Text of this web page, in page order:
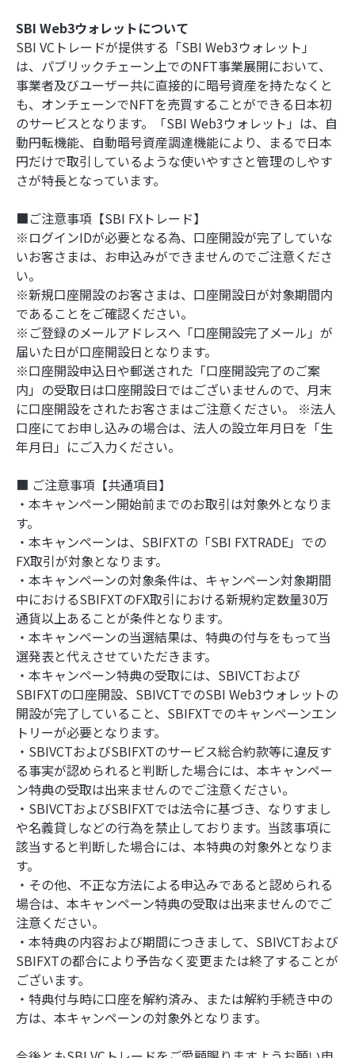
SBI Web3ウォレットについて
SBI VCトレードが提供する「SBI Web3ウォレット」
は、パブリックチェーン上でのNFT事業展開において、
事業者及びユーザー共に直接的に暗号資産を持たなくと
も、オンチェーンでNFTを売買することができる日本初
のサービスとなります。「SBI Web3ウォレット」は、自
動円転機能、自動暗号資産調達機能により、まるで日本
円だけで取引しているような使いやすさと管理のしやす
さが特長となっています。
■ご注意事項【SBI FXトレード】
※ログインIDが必要となる為、口座開設が完了していな
いお客さまは、お申込みができませんのでご注意くださ
い。
※新規口座開設のお客さまは、口座開設日が対象期間内
であることをご確認ください。
※ご登録のメールアドレスへ「口座開設完了メール」が
届いた日が口座開設日となります。
※口座開設申込日や郵送された「口座開設完了のご案
内」の受取日は口座開設日ではございませんので、月末
に口座開設をされたお客さまはご注意ください。 ※法人
口座にてお申し込みの場合は、法人の設立年月日を「生
年月日」にご入力ください。
■ ご注意事項【共通項目】
・本キャンペーン開始前までのお取引は対象外となりま
す。
・本キャンペーンは、SBIFXTの「SBI FXTRADE」での
FX取引が対象となります。
・本キャンペーンの対象条件は、キャンペーン対象期間
中におけるSBIFXTのFX取引における新規約定数量30万
通貨以上あることが条件となります。
・本キャンペーンの当選結果は、特典の付与をもって当
選発表と代えさせていただきます。
・本キャンペーン特典の受取には、SBIVCTおよび
SBIFXTの口座開設、SBIVCTでのSBI Web3ウォレットの
開設が完了していること、SBIFXTでのキャンペーンエン
トリーが必要となります。
・SBIVCTおよびSBIFXTのサービス総合約款等に違反す
る事実が認められると判断した場合には、本キャンペー
ン特典の受取は出来ませんのでご注意ください。
・SBIVCTおよびSBIFXTでは法令に基づき、なりすまし
や名義貸しなどの行為を禁止しております。当該事項に
該当すると判断した場合には、本特典の対象外となりま
す。
・その他、不正な方法による申込みであると認められる
場合は、本キャンペーン特典の受取は出来ませんのでご
注意ください。
・本特典の内容および期間につきまして、SBIVCTおよび
SBIFXTの都合により予告なく変更または終了することが
ございます。
・特典付与時に口座を解約済み、または解約手続き中の
方は、本キャンペーンの対象外となります。